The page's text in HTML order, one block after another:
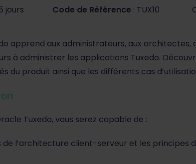
jours Code de Référence : TUX10
apprend aux administrateurs, aux architectes,
à administrer les applications Tuxedo.
du produit ainsi que les différents cas
Tuxedo, vous serez capable de :
de l’architecture client-serveur et les principes